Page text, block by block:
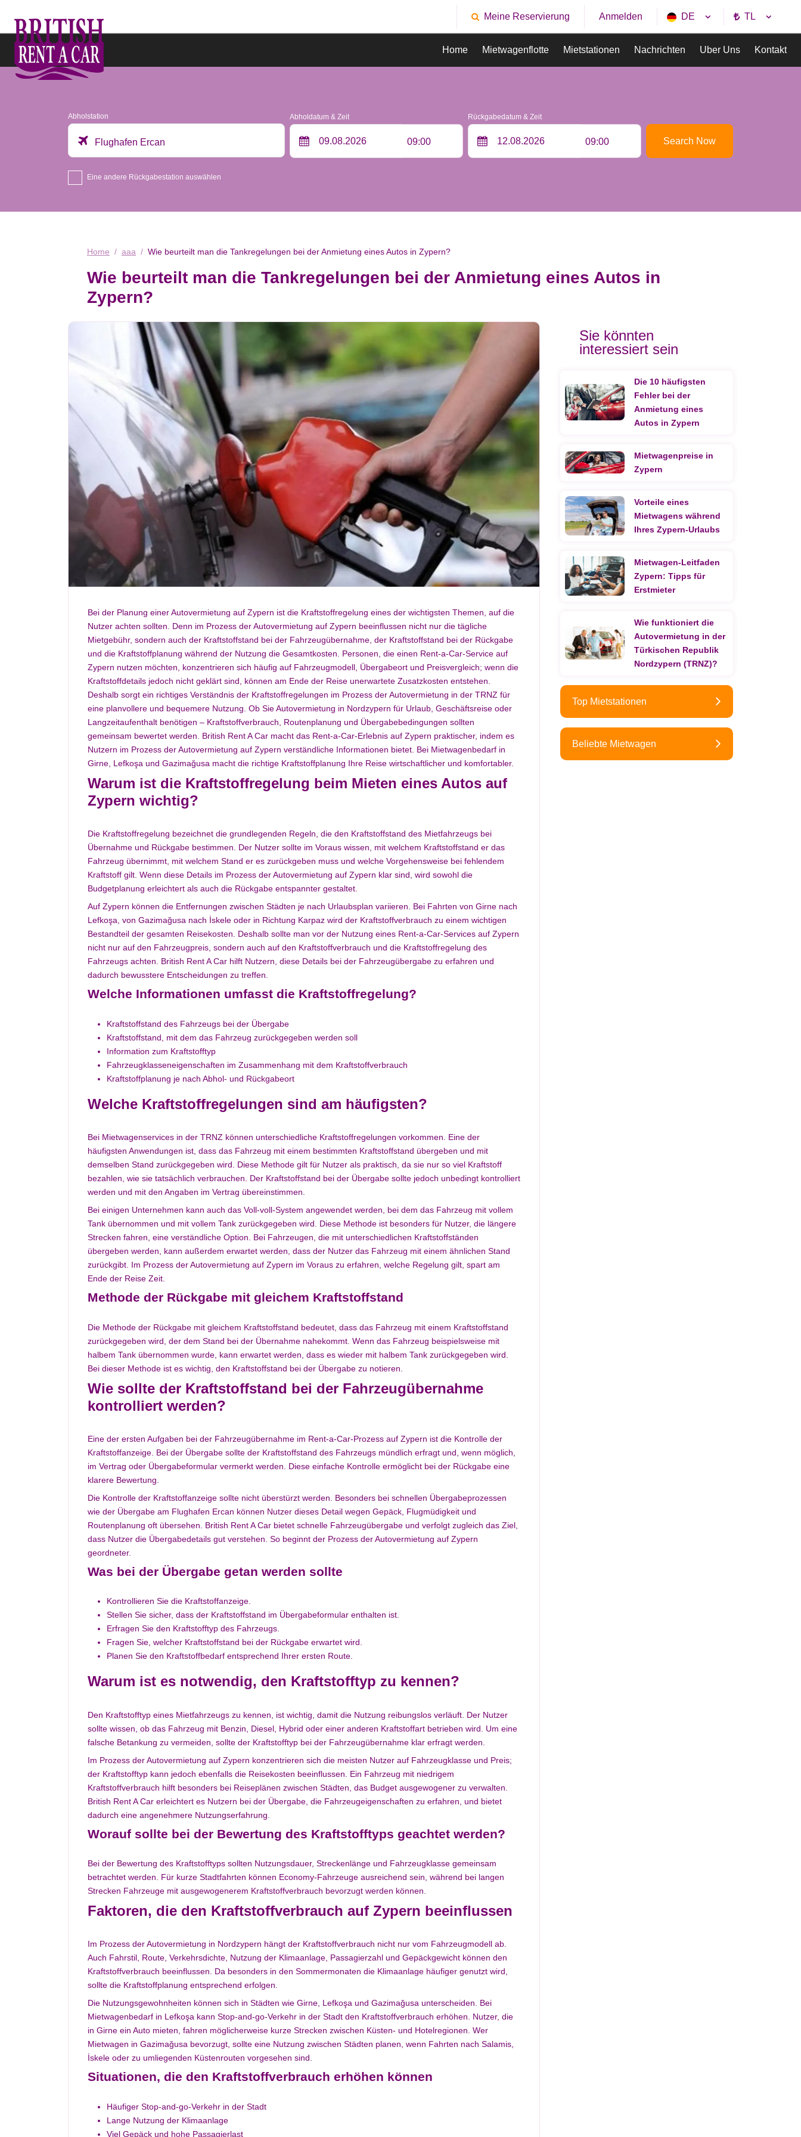
Meine Reservierung Anmelden DE TL
Home Mietwagenflotte Mietstationen Nachrichten Uber Uns Kontakt
Abholstation
Flughafen Ercan
Eine andere Rückgabestation auswählen
Abholdatum & Zeit
09:00
Rückgabedatum & Zeit
09:00 Search Now
Home aaa Wie beurteilt man die Tankregelungen bei der Anmietung eines Autos in Zypern?
Wie beurteilt man die Tankregelungen bei der Anmietung eines Autos in
Zypern?
Bei der Planung einer Autovermietung auf Zypern ist die Kraftstoffregelung eines der wichtigsten Themen, auf die
Nutzer achten sollten. Denn im Prozess der Autovermietung auf Zypern beeinflussen nicht nur die tägliche
Mietgebühr, sondern auch der Kraftstoffstand bei der Fahrzeugübernahme, der Kraftstoffstand bei der Rückgabe
und die Kraftstoffplanung während der Nutzung die Gesamtkosten. Personen, die einen Rent-a-Car-Service auf
Zypern nutzen möchten, konzentrieren sich häufig auf Fahrzeugmodell, Übergabeort und Preisvergleich; wenn die
Kraftstoffdetails jedoch nicht geklärt sind, können am Ende der Reise unerwartete Zusatzkosten entstehen.
Deshalb sorgt ein richtiges Verständnis der Kraftstoffregelungen im Prozess der Autovermietung in der TRNZ für
eine planvollere und bequemere Nutzung. Ob Sie Autovermietung in Nordzypern für Urlaub, Geschäftsreise oder
Langzeitaufenthalt benötigen – Kraftstoffverbrauch, Routenplanung und Übergabebedingungen sollten
gemeinsam bewertet werden. British Rent A Car macht das Rent-a-Car-Erlebnis auf Zypern praktischer, indem es
Nutzern im Prozess der Autovermietung auf Zypern verständliche Informationen bietet. Bei Mietwagenbedarf in
Girne, Lefkoşa und Gazimağusa macht die richtige Kraftstoffplanung Ihre Reise wirtschaftlicher und komfortabler.
Warum ist die Kraftstoffregelung beim Mieten eines Autos auf
Zypern wichtig?
Die Kraftstoffregelung bezeichnet die grundlegenden Regeln, die den Kraftstoffstand des Mietfahrzeugs bei
Übernahme und Rückgabe bestimmen. Der Nutzer sollte im Voraus wissen, mit welchem Kraftstoffstand er das
Fahrzeug übernimmt, mit welchem Stand er es zurückgeben muss und welche Vorgehensweise bei fehlendem
Kraftstoff gilt. Wenn diese Details im Prozess der Autovermietung auf Zypern klar sind, wird sowohl die
Budgetplanung erleichtert als auch die Rückgabe entspannter gestaltet.
Auf Zypern können die Entfernungen zwischen Städten je nach Urlaubsplan variieren. Bei Fahrten von Girne nach
Lefkoşa, von Gazimağusa nach İskele oder in Richtung Karpaz wird der Kraftstoffverbrauch zu einem wichtigen
Bestandteil der gesamten Reisekosten. Deshalb sollte man vor der Nutzung eines Rent-a-Car-Services auf Zypern
nicht nur auf den Fahrzeugpreis, sondern auch auf den Kraftstoffverbrauch und die Kraftstoffregelung des
Fahrzeugs achten. British Rent A Car hilft Nutzern, diese Details bei der Fahrzeugübergabe zu erfahren und
dadurch bewusstere Entscheidungen zu treffen.
Welche Informationen umfasst die Kraftstoffregelung?
Kraftstoffstand des Fahrzeugs bei der Übergabe
Kraftstoffstand, mit dem das Fahrzeug zurückgegeben werden soll
Information zum Kraftstofftyp
Fahrzeugklasseneigenschaften im Zusammenhang mit dem Kraftstoffverbrauch
Kraftstoffplanung je nach Abhol- und Rückgabeort
Welche Kraftstoffregelungen sind am häufigsten?
Bei Mietwagenservices in der TRNZ können unterschiedliche Kraftstoffregelungen vorkommen. Eine der
häufigsten Anwendungen ist, dass das Fahrzeug mit einem bestimmten Kraftstoffstand übergeben und mit
demselben Stand zurückgegeben wird. Diese Methode gilt für Nutzer als praktisch, da sie nur so viel Kraftstoff
bezahlen, wie sie tatsächlich verbrauchen. Der Kraftstoffstand bei der Übergabe sollte jedoch unbedingt kontrolliert
werden und mit den Angaben im Vertrag übereinstimmen.
Bei einigen Unternehmen kann auch das Voll-voll-System angewendet werden, bei dem das Fahrzeug mit vollem
Tank übernommen und mit vollem Tank zurückgegeben wird. Diese Methode ist besonders für Nutzer, die längere
Strecken fahren, eine verständliche Option. Bei Fahrzeugen, die mit unterschiedlichen Kraftstoffständen
übergeben werden, kann außerdem erwartet werden, dass der Nutzer das Fahrzeug mit einem ähnlichen Stand
zurückgibt. Im Prozess der Autovermietung auf Zypern im Voraus zu erfahren, welche Regelung gilt, spart am
Ende der Reise Zeit.
Methode der Rückgabe mit gleichem Kraftstoffstand
Die Methode der Rückgabe mit gleichem Kraftstoffstand bedeutet, dass das Fahrzeug mit einem Kraftstoffstand
zurückgegeben wird, der dem Stand bei der Übernahme nahekommt. Wenn das Fahrzeug beispielsweise mit
halbem Tank übernommen wurde, kann erwartet werden, dass es wieder mit halbem Tank zurückgegeben wird.
Bei dieser Methode ist es wichtig, den Kraftstoffstand bei der Übergabe zu notieren.
Wie sollte der Kraftstoffstand bei der Fahrzeugübernahme
kontrolliert werden?
Eine der ersten Aufgaben bei der Fahrzeugübernahme im Rent-a-Car-Prozess auf Zypern ist die Kontrolle der
Kraftstoffanzeige. Bei der Übergabe sollte der Kraftstoffstand des Fahrzeugs mündlich erfragt und, wenn möglich,
im Vertrag oder Übergabeformular vermerkt werden. Diese einfache Kontrolle ermöglicht bei der Rückgabe eine
klarere Bewertung.
Die Kontrolle der Kraftstoffanzeige sollte nicht überstürzt werden. Besonders bei schnellen Übergabeprozessen
wie der Übergabe am Flughafen Ercan können Nutzer dieses Detail wegen Gepäck, Flugmüdigkeit und
Routenplanung oft übersehen. British Rent A Car bietet schnelle Fahrzeugübergabe und verfolgt zugleich das Ziel,
dass Nutzer die Übergabedetails gut verstehen. So beginnt der Prozess der Autovermietung auf Zypern
geordneter.
Was bei der Übergabe getan werden sollte
Kontrollieren Sie die Kraftstoffanzeige.
Stellen Sie sicher, dass der Kraftstoffstand im Übergabeformular enthalten ist.
Erfragen Sie den Kraftstofftyp des Fahrzeugs.
Fragen Sie, welcher Kraftstoffstand bei der Rückgabe erwartet wird.
Planen Sie den Kraftstoffbedarf entsprechend Ihrer ersten Route.
Warum ist es notwendig, den Kraftstofftyp zu kennen?
Den Kraftstofftyp eines Mietfahrzeugs zu kennen, ist wichtig, damit die Nutzung reibungslos verläuft. Der Nutzer
sollte wissen, ob das Fahrzeug mit Benzin, Diesel, Hybrid oder einer anderen Kraftstoffart betrieben wird. Um eine
falsche Betankung zu vermeiden, sollte der Kraftstofftyp bei der Fahrzeugübernahme klar erfragt werden.
Im Prozess der Autovermietung auf Zypern konzentrieren sich die meisten Nutzer auf Fahrzeugklasse und Preis;
der Kraftstofftyp kann jedoch ebenfalls die Reisekosten beeinflussen. Ein Fahrzeug mit niedrigem
Kraftstoffverbrauch hilft besonders bei Reiseplänen zwischen Städten, das Budget ausgewogener zu verwalten.
British Rent A Car erleichtert es Nutzern bei der Übergabe, die Fahrzeugeigenschaften zu erfahren, und bietet
dadurch eine angenehmere Nutzungserfahrung.
Worauf sollte bei der Bewertung des Kraftstofftyps geachtet werden?
Bei der Bewertung des Kraftstofftyps sollten Nutzungsdauer, Streckenlänge und Fahrzeugklasse gemeinsam
betrachtet werden. Für kurze Stadtfahrten können Economy-Fahrzeuge ausreichend sein, während bei langen
Strecken Fahrzeuge mit ausgewogenerem Kraftstoffverbrauch bevorzugt werden können.
Faktoren, die den Kraftstoffverbrauch auf Zypern beeinflussen
Im Prozess der Autovermietung in Nordzypern hängt der Kraftstoffverbrauch nicht nur vom Fahrzeugmodell ab.
Auch Fahrstil, Route, Verkehrsdichte, Nutzung der Klimaanlage, Passagierzahl und Gepäckgewicht können den
Kraftstoffverbrauch beeinflussen. Da besonders in den Sommermonaten die Klimaanlage häufiger genutzt wird,
sollte die Kraftstoffplanung entsprechend erfolgen.
Die Nutzungsgewohnheiten können sich in Städten wie Girne, Lefkoşa und Gazimağusa unterscheiden. Bei
Mietwagenbedarf in Lefkoşa kann Stop-and-go-Verkehr in der Stadt den Kraftstoffverbrauch erhöhen. Nutzer, die
in Girne ein Auto mieten, fahren möglicherweise kurze Strecken zwischen Küsten- und Hotelregionen. Wer
Mietwagen in Gazimağusa bevorzugt, sollte eine Nutzung zwischen Städten planen, wenn Fahrten nach Salamis,
İskele oder zu umliegenden Küstenrouten vorgesehen sind.
Situationen, die den Kraftstoffverbrauch erhöhen können
Häufiger Stop-and-go-Verkehr in der Stadt
Lange Nutzung der Klimaanlage
Viel Gepäck und hohe Passagierlast
Sie könnten
interessiert sein
Die 10 häufigsten
Fehler bei der
Anmietung eines
Autos in Zypern
Mietwagenpreise in
Zypern
Vorteile eines
Mietwagens während
Ihres Zypern-Urlaubs
Mietwagen-Leitfaden
Zypern: Tipps für
Erstmieter
Wie funktioniert die
Autovermietung in der
Türkischen Republik
Nordzypern (TRNZ)?
Top Mietstationen
Beliebte Mietwagen